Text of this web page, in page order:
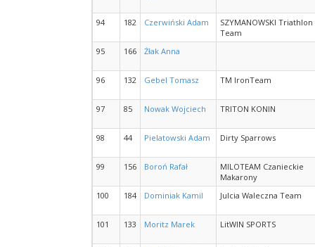
94 182 Czerwiński Adam
SZYMANOWSKI Triathlon
Team
95
166 Żłak Anna
96 132 Gebel Tomasz TM IronTeam
97 85 Nowak Wojciech TRITON KONIN
98 44 Pielatowski Adam Dirty Sparrows
99 156 Boroń Rafał
MILOTEAM Czanieckie
Makarony
100
184 Dominiak Kamil Julcia Waleczna Team
101 133 Moritz Marek LitWIN SPORTS